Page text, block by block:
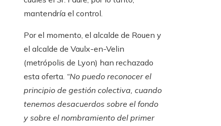
mantendría el control.
Por el momento, el alcalde de Rouen y
el alcalde de Vaulx-en-Velin
(metrópolis de Lyon) han rechazado
esta oferta. “No puedo reconocer el
principio de gestión colectiva, cuando
tenemos desacuerdos sobre el fondo
y sobre el nombramiento del primer